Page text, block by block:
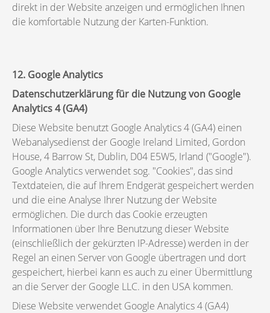
direkt in der Website anzeigen und ermöglichen Ihnen
die komfortable Nutzung der Karten-Funktion.
12. Google Analytics
Datenschutzerklärung für die Nutzung von Google
Analytics 4 (GA4)
Diese Website benutzt Google Analytics 4 (GA4) einen
Webanalysedienst der Google Ireland Limited, Gordon
House, 4 Barrow St, Dublin, D04 E5W5, Irland ("Google").
Google Analytics verwendet sog. "Cookies", das sind
Textdateien, die auf Ihrem Endgerät gespeichert werden
und die eine Analyse Ihrer Nutzung der Website
ermöglichen. Die durch das Cookie erzeugten
Informationen über Ihre Benutzung dieser Website
(einschließlich der gekürzten IP-Adresse) werden in der
Regel an einen Server von Google übertragen und dort
gespeichert, hierbei kann es auch zu einer Übermittlung
an die Server der Google LLC. in den USA kommen.
Diese Website verwendet Google Analytics 4 (GA4)